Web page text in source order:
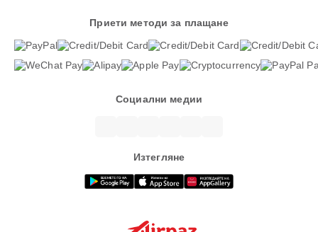
Приети методи за плащане
Социални медии
Изтегляне